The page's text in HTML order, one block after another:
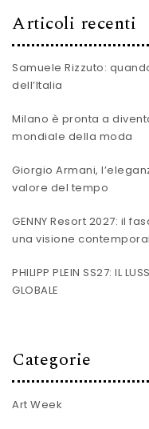
Articoli recenti
Samuele Rizzuto:
dell’Italia
Milano è pronta a
mondiale della moda
Giorgio Armani,
valore del tempo
GENNY Resort 2027: il
una visione
PHILIPP PLEIN SS27: IL
GLOBALE
Categorie
Art Week